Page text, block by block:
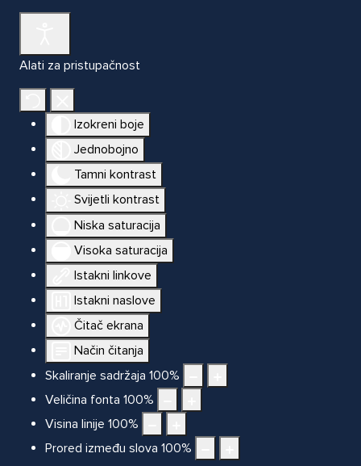
Alati za pristupačnost
Izokreni boje
Jednobojno
Tamni kontrast
Svijetli kontrast
Niska saturacija
Visoka saturacija
Istakni linkove
Istakni naslove
Čitač ekrana
Način čitanja
Skaliranje sadržaja 100%
Veličina fonta 100%
Visina linije 100%
Prored između slova 100%